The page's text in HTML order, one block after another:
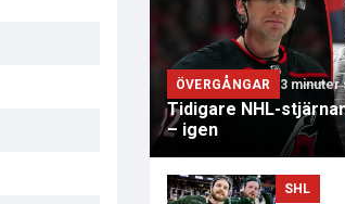
ÖVERGÅNGAR 3 minuter
Tidigare NHL-
– igen
SHL